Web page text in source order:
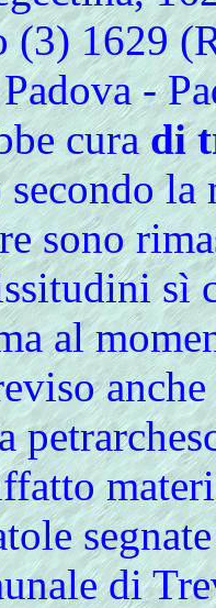
(3) 1629
-
curadi
secondo la
sono
sì
al
di